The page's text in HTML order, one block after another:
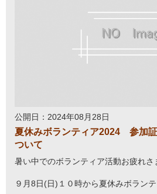
公開日：2024年08月28日
夏休みボランティア2024 参加
ついて
暑い中でのボランティア活動お疲れさ
９月8日(日)１０時から夏休みボラン